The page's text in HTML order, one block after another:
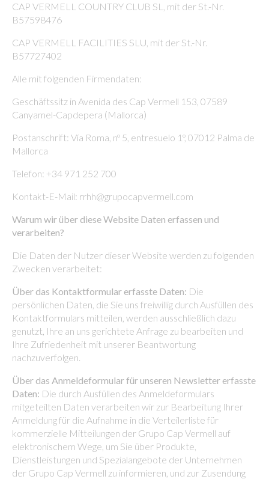
CAP VERMELL COUNTRY CLUB SL, mit der St.-Nr.
B57598476
CAP VERMELL FACILITIES SLU, mit der St.-Nr.
B57727402
Alle mit folgenden Firmendaten:
Geschäftssitz in Avenida des Cap Vermell 153, 07589
Canyamel-Capdepera (Mallorca)
Postanschrift: Vía Roma, nº 5, entresuelo 1º, 07012 Palma de
Mallorca
Telefon: +34 971 252 700
Kontakt-E-Mail: rrhh@grupocapvermell.com
Warum wir über diese Website Daten erfassen und
verarbeiten?
Die Daten der Nutzer dieser Website werden zu folgenden
Zwecken verarbeitet:
Über das Kontaktformular erfasste Daten: Die
persönlichen Daten, die Sie uns freiwillig durch Ausfüllen des
Kontaktformulars mitteilen, werden ausschließlich dazu
genutzt, Ihre an uns gerichtete Anfrage zu bearbeiten und
Ihre Zufriedenheit mit unserer Beantwortung
nachzuverfolgen.
Über das Anmeldeformular für unseren Newsletter erfasste
Daten: Die durch Ausfüllen des Anmeldeformulars
mitgeteilten Daten verarbeiten wir zur Bearbeitung Ihrer
Anmeldung für die Aufnahme in die Verteilerliste für
kommerzielle Mitteilungen der Grupo Cap Vermell auf
elektronischem Wege, um Sie über Produkte,
Dienstleistungen und Spezialangebote der Unternehmen
der Grupo Cap Vermell zu informieren, und zur Zusendung